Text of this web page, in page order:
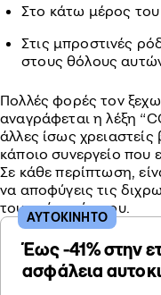
Στο κάτω μέρος
Στις μπροστινές
στους θόλους
Πολλές φορές τον
αναγράφεται η λέξη
άλλες ίσως
κάποιο συνεργείο που
Σε κάθε περίπτωση,
να αποφύγεις τις
του οχήματός σου.
Έως -41% στην
ασφάλεια
ΑΥΤΟΚΙΝΗΤΟ